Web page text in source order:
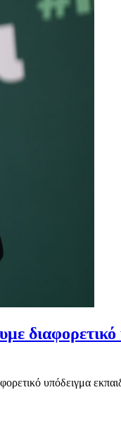
διαφορετικό
υπόδειγμα